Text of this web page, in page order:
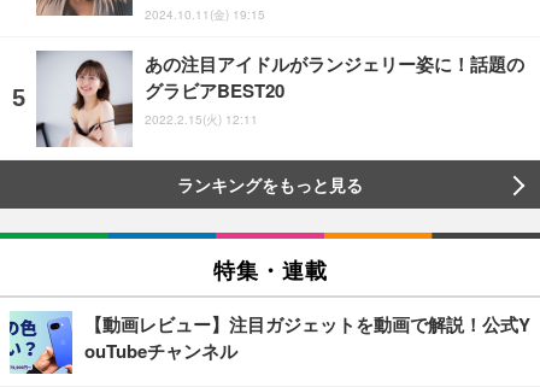
2024.10.11(金) 19:15
あの注目アイドルがランジェリー姿に！話題の
グラビアBEST20
2022.2.15(火) 12:11
ランキングをもっと見る
特集・連載
【動画レビュー】注目ガジェットを動画で解説！公式Y
ouTubeチャンネル